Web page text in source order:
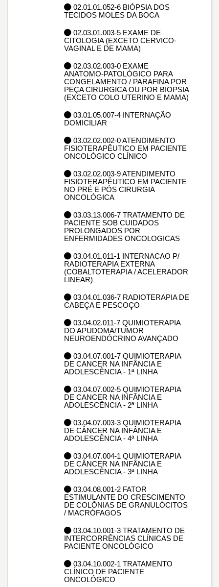
02.01.01.052-6 BIÓPSIA DOS
TECIDOS MOLES DA BOCA
02.03.01.003-5 EXAME DE
CITOLOGIA (EXCETO CERVICO-
VAGINAL E DE MAMA)
02.03.02.003-0 EXAME
ANATOMO-PATOLÓGICO PARA
CONGELAMENTO / PARAFINA POR
PEÇA CIRURGICA OU POR BIOPSIA
(EXCETO COLO UTERINO E MAMA)
03.01.05.007-4 INTERNAÇÃO
DOMICILIAR
03.02.02.002-0 ATENDIMENTO
FISIOTERAPÊUTICO EM PACIENTE
ONCOLÓGICO CLÍNICO
03.02.02.003-9 ATENDIMENTO
FISIOTERAPÊUTICO EM PACIENTE
NO PRÉ E PÓS CIRURGIA
ONCOLÓGICA
03.03.13.006-7 TRATAMENTO DE
PACIENTE SOB CUIDADOS
PROLONGADOS POR
ENFERMIDADES ONCOLOGICAS
03.04.01.011-1 INTERNACAO P/
RADIOTERAPIA EXTERNA
(COBALTOTERAPIA / ACELERADOR
LINEAR)
03.04.01.036-7 RADIOTERAPIA DE
CABEÇA E PESCOÇO
03.04.02.011-7 QUIMIOTERAPIA
DO APUDOMA/TUMOR
NEUROENDÓCRINO AVANÇADO
03.04.07.001-7 QUIMIOTERAPIA
DE CANCER NA INFÂNCIA E
ADOLESCÊNCIA - 1ª LINHA
03.04.07.002-5 QUIMIOTERAPIA
DE CANCER NA INFÂNCIA E
ADOLESCÊNCIA - 2ª LINHA
03.04.07.003-3 QUIMIOTERAPIA
DE CÂNCER NA INFÂNCIA E
ADOLESCÊNCIA - 4ª LINHA
03.04.07.004-1 QUIMIOTERAPIA
DE CÂNCER NA INFÂNCIA E
ADOLESCÊNCIA - 3ª LINHA
03.04.08.001-2 FATOR
ESTIMULANTE DO CRESCIMENTO
DE COLÕNIAS DE GRANULÓCITOS
/ MACRÓFAGOS
03.04.10.001-3 TRATAMENTO DE
INTERCORRÊNCIAS CLÍNICAS DE
PACIENTE ONCOLÓGICO
03.04.10.002-1 TRATAMENTO
CLÍNICO DE PACIENTE
ONCOLÓGICO